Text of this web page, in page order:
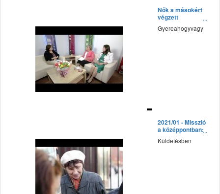
Nők a másokért
végzett
szolgálatban
Gyereahogyvagy
2021/01 - Misszió
a középpontban:
4. Adventista
misszió
Küldetésben